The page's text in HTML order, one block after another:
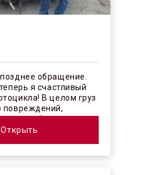
обращение.
я счастливый
В целом груз
повреждений,
плёночного
Открыть